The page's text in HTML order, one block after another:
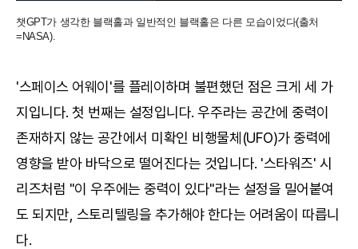
챗GPT가 생각한 블랙홀과 일반적인 블랙홀은 다른 모습이었다(출처
=NASA).
'스페이스 어웨이'를 플레이하며 불편했던 점은 크게 세 가
지입니다. 첫 번째는 설정입니다. 우주라는 공간에 중력이
존재하지 않는 공간에서 미확인 비행물체(UFO)가 중력에
영향을 받아 바닥으로 떨어진다는 것입니다. '스타워즈' 시
리즈처럼 "이 우주에는 중력이 있다"라는 설정을 밀어붙여
도 되지만, 스토리텔링을 추가해야 한다는 어려움이 따릅니
다.